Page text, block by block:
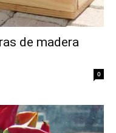
de madera
0